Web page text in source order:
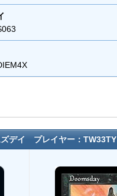
ズデイ プレイヤー：TW33TY